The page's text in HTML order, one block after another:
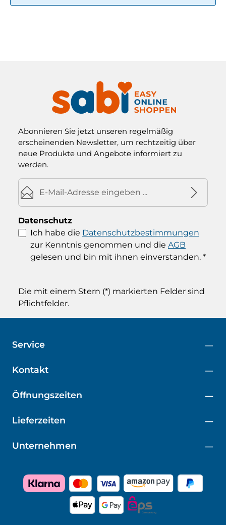
Abonnieren Sie jetzt unseren regelmäßig
erscheinenden Newsletter, um rechtzeitig über
neue Produkte und Angebote informiert zu
werden.
E-Mail-Adresse*
Datenschutz
Ich habe die Datenschutzbestimmungen
zur Kenntnis genommen und die AGB
gelesen und bin mit ihnen einverstanden. *
Die mit einem Stern (*) markierten Felder sind
Pflichtfelder.
Kontakt
Öffnungszeiten
Service
Unternehmen
Lieferzeiten